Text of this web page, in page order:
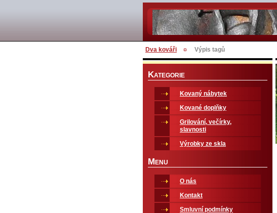
Dva kováři Výpis tagů
KATEGORIE
Kovaný nábytek
Kované doplňky
Grilování, večírky,
slavnosti
Výrobky ze skla
M ENU
O nás
Kontakt
Smluvní podmínky